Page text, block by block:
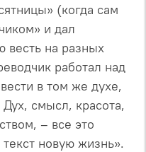
(когда сам
и дал
весть на разных
работал над
в том же духе,
смысл, красота,
– все это
новую жизнь».